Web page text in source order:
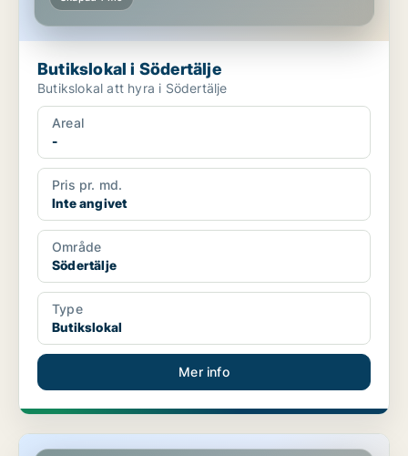
Butikslokal i Södertälje
Butikslokal att hyra i Södertälje
Areal
-
Pris pr. md.
Inte angivet
Område
Södertälje
Type
Butikslokal
Mer info
Butikslokal i Södertälje